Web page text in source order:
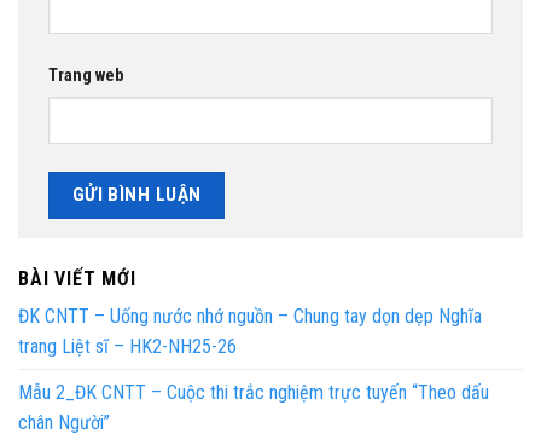
Trang web
BÀI VIẾT MỚI
ĐK CNTT – Uống nước nhớ nguồn – Chung tay dọn dẹp Nghĩa
trang Liệt sĩ – HK2-NH25-26
Mẫu 2_ĐK CNTT – Cuộc thi trắc nghiệm trực tuyến “Theo dấu
chân Người”